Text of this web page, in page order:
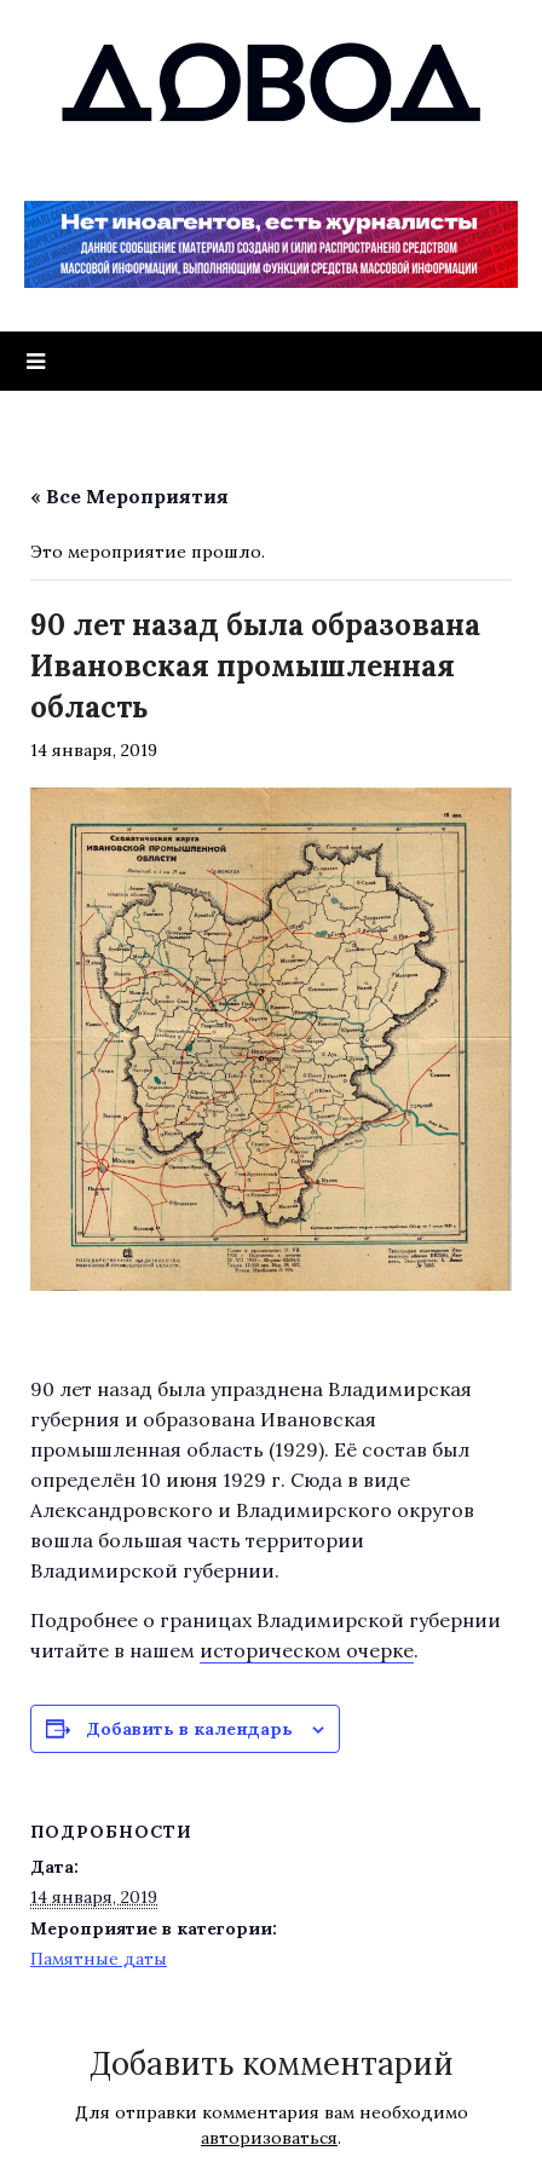
« Все Мероприятия
Это мероприятие прошло.
90 лет назад была образована
Ивановская промышленная
область
14 января, 2019
90 лет назад была упразднена Владимирская
губерния и образована Ивановская
промышленная область (1929). Её состав был
определён 10 июня 1929 г. Сюда в виде
Александровского и Владимирского округов
вошла большая часть территории
Владимирской губернии.
Подробнее о границах Владимирской губернии
читайте в нашем историческом очерке.
Добавить в календарь
ПОДРОБНОСТИ
Дата:
14 января, 2019
Мероприятие в категории:
Памятные даты
Добавить комментарий
Для отправки комментария вам необходимо
авторизоваться.